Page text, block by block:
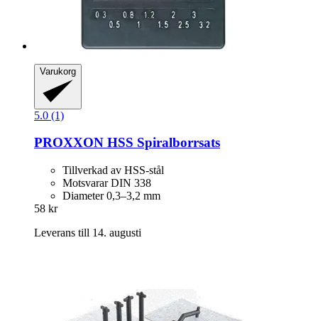
Varukorg
5.0 (1)
PROXXON HSS Spiralborrsats
Tillverkad av HSS-stål
Motsvarar DIN 338
Diameter 0,3–3,2 mm
58 kr
Leverans till 14. augusti